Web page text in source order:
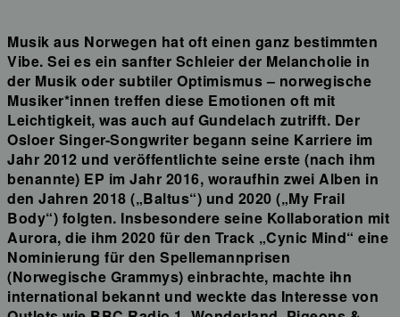
Musik aus Norwegen hat oft einen ganz bestimmten
Vibe. Sei es ein sanfter Schleier der Melancholie in
der Musik oder subtiler Optimismus – norwegische
Musiker*innen treffen diese Emotionen oft mit
Leichtigkeit, was auch auf Gundelach zutrifft. Der
Osloer Singer-Songwriter begann seine Karriere im
Jahr 2012 und veröffentlichte seine erste (nach ihm
benannte) EP im Jahr 2016, woraufhin zwei Alben in
den Jahren 2018 („Baltus“) und 2020 („My Frail
Body“) folgten. Insbesondere seine Kollaboration mit
Aurora, die ihm 2020 für den Track „Cynic Mind“ eine
Nominierung für den Spellemannprisen
(Norwegische Grammys) einbrachte, machte ihn
international bekannt und weckte das Interesse von